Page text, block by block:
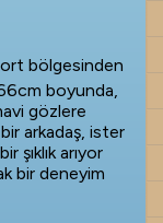
bölgesinden
boyunda,
gözlere
arkadaş, ister
şıklık arıyor
bir deneyim